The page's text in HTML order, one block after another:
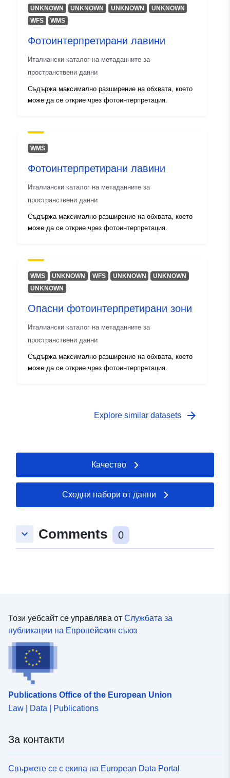
12.32, 46.66 ] ]
Идентификатор
и:
r_friuve:m8520-cc-i9408
m8520-cc-i9408
на начисляване:
UNKNOWN UNKNOWN UNKNOWN
UNKNOWN
WFS
WMS
Фотоинтерпретирани лавини
Италиански каталог на метаданните за
пространствени данни
Съдържа максимално разширение на обхвата, което
може да се открие чрез фотоинтерпретация.
WMS
Фотоинтерпретирани лавини
Италиански каталог на метаданните за
пространствени данни
Съдържа максимално разширение на обхвата, което
може да се открие чрез фотоинтерпретация.
WMS UNKNOWN WFS UNKNOWN
UNKNOWN
UNKNOWN
Опасни фотоинтерпретирани зони
Италиански каталог на метаданните за
пространствени данни
Съдържа максимално разширение на обхвата, което
може да се открие чрез фотоинтерпретация.
Explore similar datasets arrow_forward
Качество
Сходни набори от данни
keyboard_arrow_down Comments 0
Този уебсайт се управлява от Службата за
публикации на Европейския съюз
Publications Office of the European Union
Law | Data | Publications
За контакти
Свържете се с екипа на European Data Portal